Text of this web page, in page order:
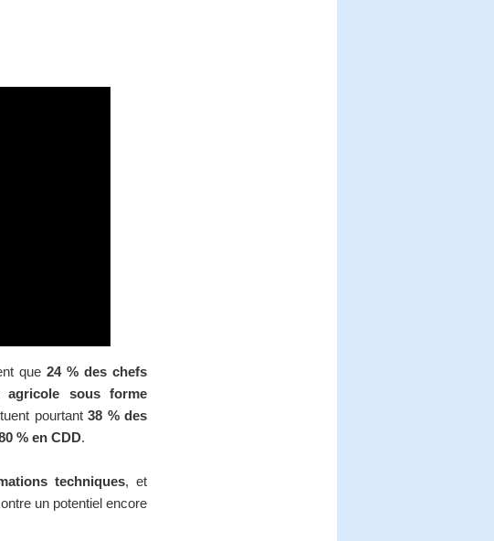
que24 % des chefs
sous forme
pourtant38 % des
% en CDD.
techniques, et
un potentiel encore